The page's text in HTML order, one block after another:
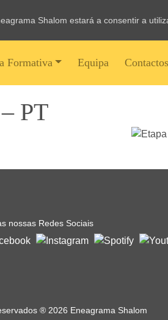
Formativa Equipa Contactos
PT
nossas Redes Sociais
® 2026 Eneagrama Shalom
Shalom estará a consentir a